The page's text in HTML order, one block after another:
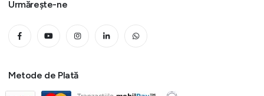
Urmărește-ne
Metode de Plată